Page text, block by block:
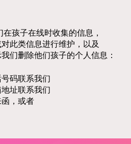
孩子在线时收集的信息，
此类信息进行维护，以及
们删除他们孩子的个人信息：
码联系我们
址联系我们
，或者